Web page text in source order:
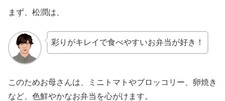
まず、松潤は、
彩りがキレイで食べやすいお弁当が好き！
このためお母さんは、ミニトマトやブロッコリー、卵焼き
など、色鮮やかなお弁当を心がけます。